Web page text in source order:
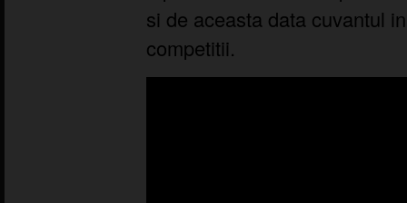
si de aceasta data cuvantul
competitii.